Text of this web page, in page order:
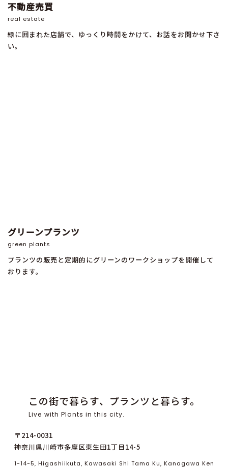
不動産売買
real estate
緑に囲まれた店舗で、ゆっくり時間をかけて、お話をお聞かせ下さ
い。
グリーンプランツ
green plants
プランツの販売と定期的にグリーンのワークショップを開催して
おります。
この街で暮らす、プランツと暮らす。
Live with Plants in this city.
〒214-0031
神奈川県川崎市多摩区東生田1丁目14-5
1-14-5, Higashiikuta, Kawasaki Shi Tama Ku, Kanagawa Ken